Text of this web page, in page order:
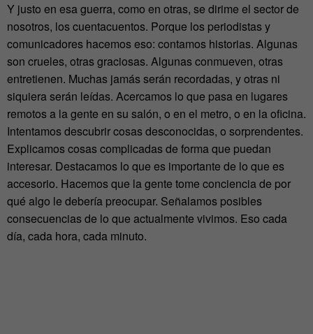
Y justo en esa guerra, como en otras, se dirime el sector de
nosotros, los cuentacuentos. Porque los periodistas y
comunicadores hacemos eso: contamos historias. Algunas
son crueles, otras graciosas. Algunas conmueven, otras
entretienen. Muchas jamás serán recordadas, y otras ni
siquiera serán leídas. Acercamos lo que pasa en lugares
remotos a la gente en su salón, o en el metro, o en la oficina.
Intentamos descubrir cosas desconocidas, o sorprendentes.
Explicamos cosas complicadas de forma que puedan
interesar. Destacamos lo que es importante de lo que es
accesorio. Hacemos que la gente tome conciencia de por
qué algo le debería preocupar. Señalamos posibles
consecuencias de lo que actualmente vivimos. Eso cada
día, cada hora, cada minuto.